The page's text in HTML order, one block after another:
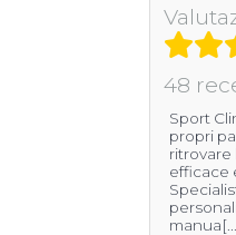
48
Sport
propri
ritrovare
efficace